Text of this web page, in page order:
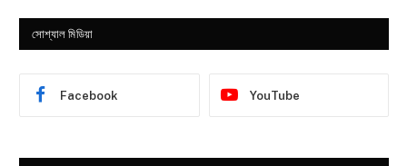
সোশ্যাল মিডিয়া
Facebook YouTube